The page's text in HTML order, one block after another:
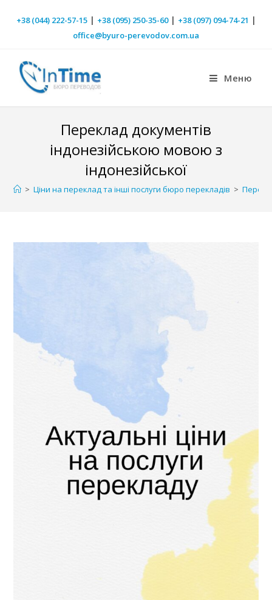
+38 (044) 222-57-15| +38 (095) 250-35-60| +38 (097) 094-74-21 |
office@byuro-perevodov.com.ua
Меню
Переклад документів
індонезійською мовою з
індонезійської
> Ціни на переклад та інші послуги бюро перекладів >